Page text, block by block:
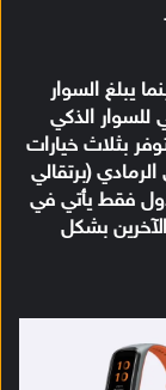
تبلغ 10.3 جرام، بينما يبلغ السوار
للسوار الذكي
بثلاث خيارات
(برتقالي
فقط يأتي في
بشكل